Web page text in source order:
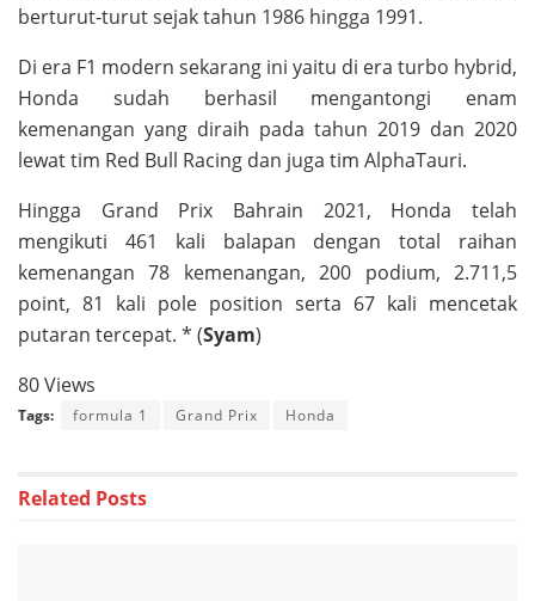
berturut-turut sejak tahun 1986 hingga 1991.
Di era F1 modern sekarang ini yaitu di era turbo hybrid,
Honda sudah berhasil mengantongi enam
kemenangan yang diraih pada tahun 2019 dan 2020
lewat tim Red Bull Racing dan juga tim AlphaTauri.
Hingga Grand Prix Bahrain 2021, Honda telah
mengikuti 461 kali balapan dengan total raihan
kemenangan 78 kemenangan, 200 podium, 2.711,5
point, 81 kali pole position serta 67 kali mencetak
putaran tercepat. * (Syam)
80 Views
Tags: formula 1 Grand Prix Honda
Related Posts